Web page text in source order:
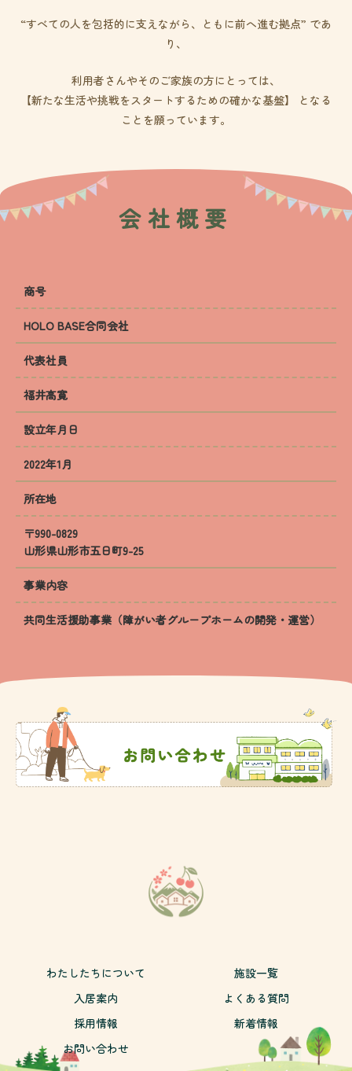
“すべての人を包括的に支えながら、ともに前へ進む拠点” であ
り、
利用者さんやそのご家族の方にとっては、
【新たな生活や挑戦をスタートするための確かな基盤】 となる
ことを願っています。
会社概要
商号
HOLO BASE合同会社
代表社員
福井高寛
設立年月日
2022年1月
所在地
〒990-0829
山形県山形市五日町9-25
事業内容
共同生活援助事業（障がい者グループホームの開発・運営）
わたしたちについて
施設一覧
入居案内
よくある質問
採用情報
新着情報
お問い合わせ